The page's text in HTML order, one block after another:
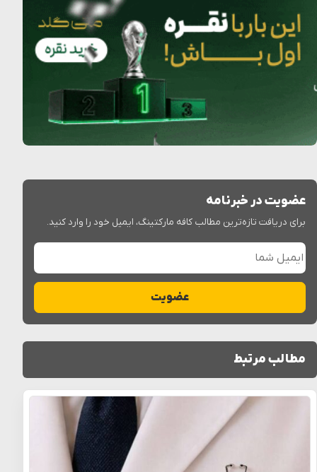
عضویت در خبرنامه
برای دریافت تازه‌ترین مطالب کافه مارکتینگ، ایمیل خود را وارد کنید.
ایمیل شما
عضویت
مطالب مرتبط